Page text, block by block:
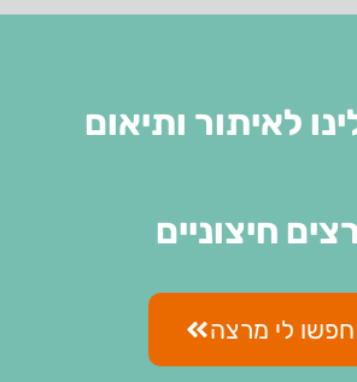
לאיתור ותיאום
חיצוניים
חפשו לי מרצה